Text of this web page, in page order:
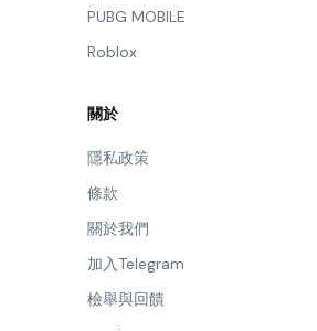
PUBG MOBILE
Roblox
關於
隱私政策
條款
關於我們
加入Telegram
檢舉與回饋